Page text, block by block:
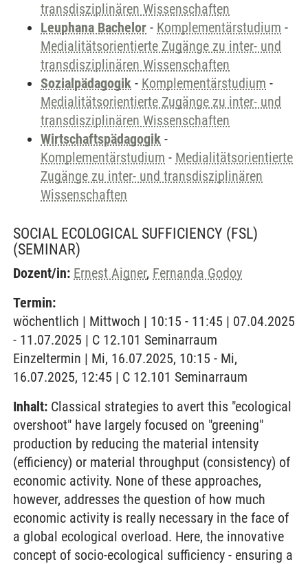
transdisziplinären Wissenschaften
Leuphana Bachelor - Komplementärstudium -
Medialitätsorientierte Zugänge zu inter- und
transdisziplinären Wissenschaften
Sozialpädagogik - Komplementärstudium -
Medialitätsorientierte Zugänge zu inter- und
transdisziplinären Wissenschaften
Wirtschaftspädagogik -
Komplementärstudium - Medialitätsorientierte
Zugänge zu inter- und transdisziplinären
Wissenschaften
SOCIAL ECOLOGICAL SUFFICIENCY (FSL)
(SEMINAR)
Dozent/in: Ernest Aigner, Fernanda Godoy
Termin:
wöchentlich | Mittwoch | 10:15 - 11:45 | 07.04.2025
- 11.07.2025 | C 12.101 Seminarraum
Einzeltermin | Mi, 16.07.2025, 10:15 - Mi,
16.07.2025, 12:45 | C 12.101 Seminarraum
Inhalt: Classical strategies to avert this "ecological
overshoot" have largely focused on "greening"
production by reducing the material intensity
(efficiency) or material throughput (consistency) of
economic activity. None of these approaches,
however, addresses the question of how much
economic activity is really necessary in the face of
a global ecological overload. Here, the innovative
concept of socio-ecological sufficiency - ensuring a